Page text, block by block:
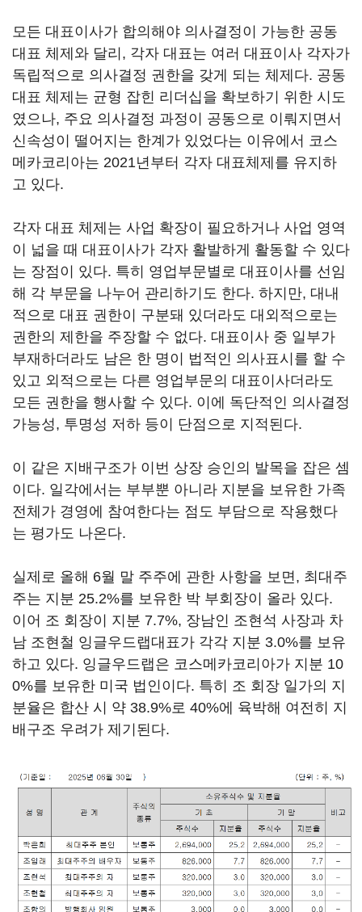
모든 대표이사가 합의해야 의사결정이 가능한 공동
대표 체제와 달리, 각자 대표는 여러 대표이사 각자가
독립적으로 의사결정 권한을 갖게 되는 체제다. 공동
대표 체제는 균형 잡힌 리더십을 확보하기 위한 시도
였으나, 주요 의사결정 과정이 공동으로 이뤄지면서
신속성이 떨어지는 한계가 있었다는 이유에서 코스
메카코리아는 2021년부터 각자 대표체제를 유지하
고 있다.
각자 대표 체제는 사업 확장이 필요하거나 사업 영역
이 넓을 때 대표이사가 각자 활발하게 활동할 수 있다
는 장점이 있다. 특히 영업부문별로 대표이사를 선임
해 각 부문을 나누어 관리하기도 한다. 하지만, 대내
적으로 대표 권한이 구분돼 있더라도 대외적으로는
권한의 제한을 주장할 수 없다. 대표이사 중 일부가
부재하더라도 남은 한 명이 법적인 의사표시를 할 수
있고 외적으로는 다른 영업부문의 대표이사더라도
모든 권한을 행사할 수 있다. 이에 독단적인 의사결정
가능성, 투명성 저하 등이 단점으로 지적된다.
이 같은 지배구조가 이번 상장 승인의 발목을 잡은 셈
이다. 일각에서는 부부뿐 아니라 지분을 보유한 가족
전체가 경영에 참여한다는 점도 부담으로 작용했다
는 평가도 나온다.
실제로 올해 6월 말 주주에 관한 사항을 보면, 최대주
주는 지분 25.2%를 보유한 박 부회장이 올라 있다.
이어 조 회장이 지분 7.7%, 장남인 조현석 사장과 차
남 조현철 잉글우드랩대표가 각각 지분 3.0%를 보유
하고 있다. 잉글우드랩은 코스메카코리아가 지분 10
0%를 보유한 미국 법인이다. 특히 조 회장 일가의 지
분율은 합산 시 약 38.9%로 40%에 육박해 여전히 지
배구조 우려가 제기된다.